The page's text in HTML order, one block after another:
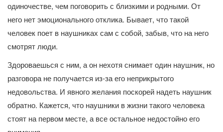
одиночестве, чем поговорить с близкими и родными. От
него нет эмоционального отклика. Бывает, что такой
человек поет в наушниках сам с собой, забыв, что на него
смотрят люди.
Здороваешься с ним, а он нехотя снимает один наушник, но
разговора не получается из-за его неприкрытого
недовольства. И явного желания поскорей надеть наушник
обратно. Кажется, что наушники в жизни такого человека
стоят на первом месте, а все остальное недостойно его